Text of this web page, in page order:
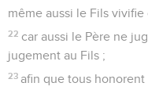
même aussi le Fils
22 car aussi le Père ne
jugement au Fils ;
23 afin que tous honorent